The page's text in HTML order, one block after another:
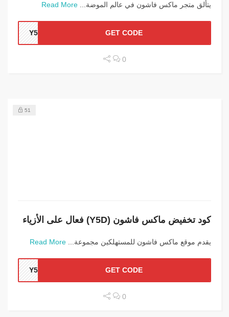
يتألق متجر ماكس فاشون في عالم الموضة... Read More
GET CODE
0
51
كود تخفيض ماكس فاشون (Y5D) فعال على الأزياء
يقدم موقع ماكس فاشون للمستهلكين مجموعة... Read More
GET CODE
0